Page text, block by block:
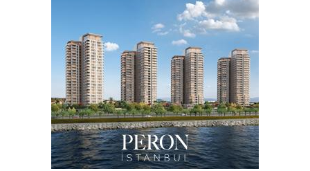
Esat BİNDESEN
Başkan Sekmen’den Erzurum’a
bir vizyon proje daha!
02 Ağustos 2026 Pazar
Kadir SABUNCUOĞLU
Erzurumspor’un köşe taşları
29 Haziran 2026 Pazartesi